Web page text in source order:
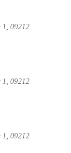
1, 09212
1, 09212
1, 09212